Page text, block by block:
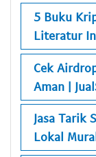
5 Buku
Literatur
Cek
Aman |
Jasa Tarik
Lokal